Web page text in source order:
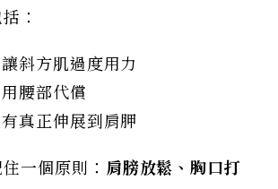
：
斜方肌過度用力
腰部代償
真正伸展到肩胛
一個原則： 肩膀放鬆、胸口打